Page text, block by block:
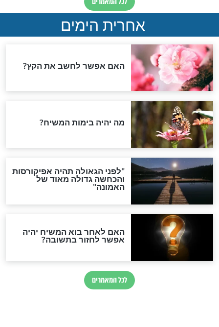
שליט"א: "אין
היתר לבטל
יום אחד"
חדשות יהדות
הותר לפרסום: לוחמי מילואים
נהרגו בדרום לבנון
ההסכם החשאי של טראמפ
סימני שאלה